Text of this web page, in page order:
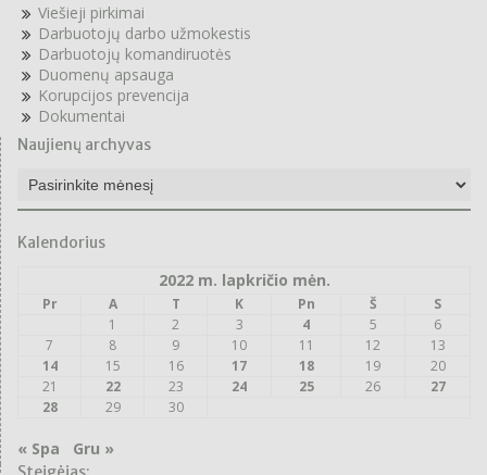
Viešieji pirkimai
Darbuotojų darbo užmokestis
Darbuotojų komandiruotės
Duomenų apsauga
Korupcijos prevencija
Dokumentai
Naujienų archyvas
archyvas
Kalendorius
2022 m. lapkričio mėn.
Pr A T K Pn Š
S
1
2 3 4 5
6
7
8 9 10 11 12
13
14
15 16 17 18 19
20
21
22 23 24 25 26
27
28
29 30
« Spa Gru »